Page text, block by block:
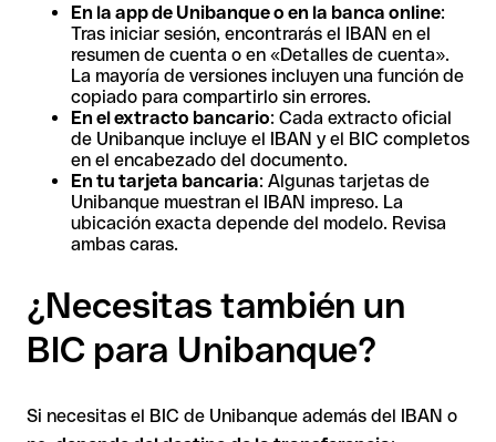
En la app de Unibanque o en la banca online:
Tras iniciar sesión, encontrarás el IBAN en el
resumen de cuenta o en «Detalles de cuenta».
La mayoría de versiones incluyen una función de
copiado para compartirlo sin errores.
En el extracto bancario: Cada extracto oficial
de Unibanque incluye el IBAN y el BIC completos
en el encabezado del documento.
En tu tarjeta bancaria: Algunas tarjetas de
Unibanque muestran el IBAN impreso. La
ubicación exacta depende del modelo. Revisa
ambas caras.
¿Necesitas también un
BIC para Unibanque?
Si necesitas el BIC de Unibanque además del IBAN o